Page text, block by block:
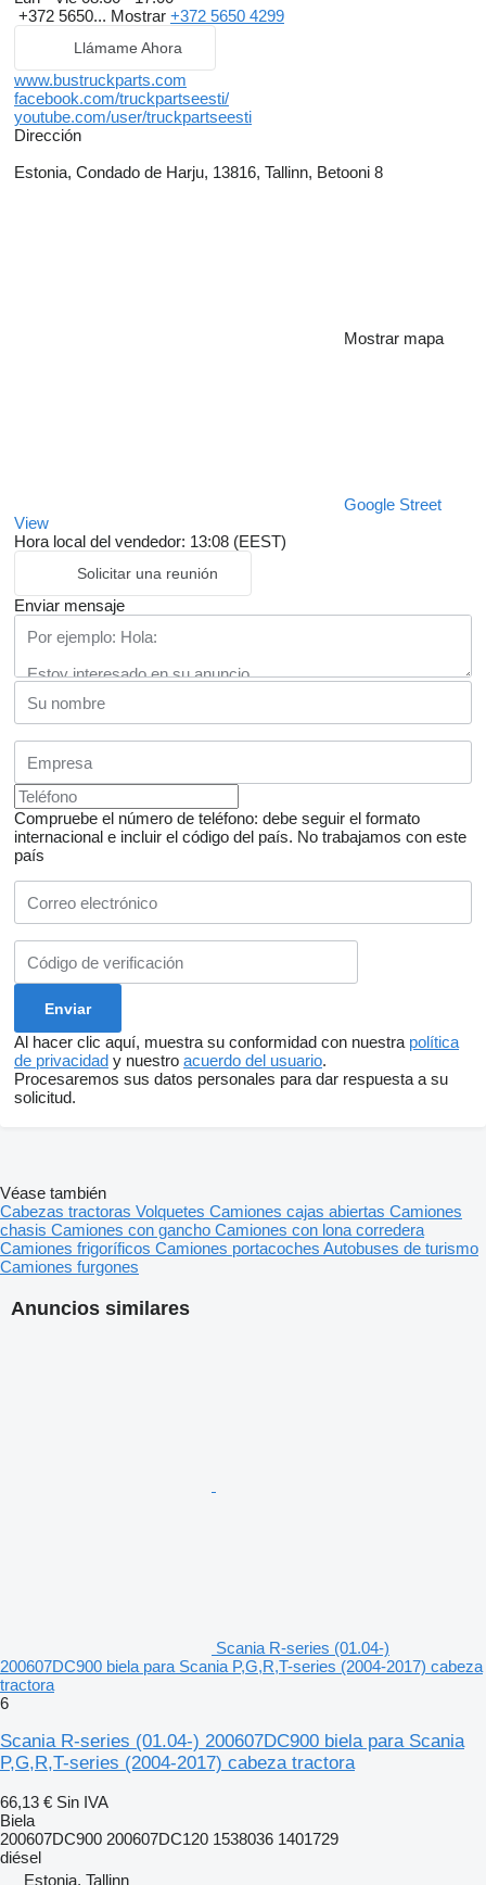
+372 5650... Mostrar +372 5650 4299
Llámame Ahora
www.bustruckparts.com
facebook.com/truckpartseesti/
youtube.com/user/truckpartseesti
Dirección
Estonia, Condado de Harju, 13816, Tallinn, Betooni 8
Mostrar mapa
Google Street
View
Hora local del vendedor: 13:08 (EEST)
Solicitar una reunión
Enviar mensaje
Compruebe el número de teléfono: debe seguir el formato
internacional e incluir el código del país. No trabajamos con este
país
Al hacer clic aquí, muestra su conformidad con nuestra política
de privacidad y nuestro acuerdo del usuario.
Procesaremos sus datos personales para dar respuesta a su
solicitud.
Anuncios similares
Scania R-series (01.04-)
200607DC900 biela para Scania P,G,R,T-series (2004-2017) cabeza
tractora
6
Scania R-series (01.04-) 200607DC900 biela para Scania
P,G,R,T-series (2004-2017) cabeza tractora
66,13 € Sin IVA
Biela
200607DC900 200607DC120 1538036 1401729
diésel
Estonia, Tallinn
Véase también
Cabezas tractoras Volquetes Camiones cajas abiertas Camiones
chasis Camiones con gancho Camiones con lona corredera
Camiones frigoríficos Camiones portacoches Autobuses de turismo
Camiones furgones